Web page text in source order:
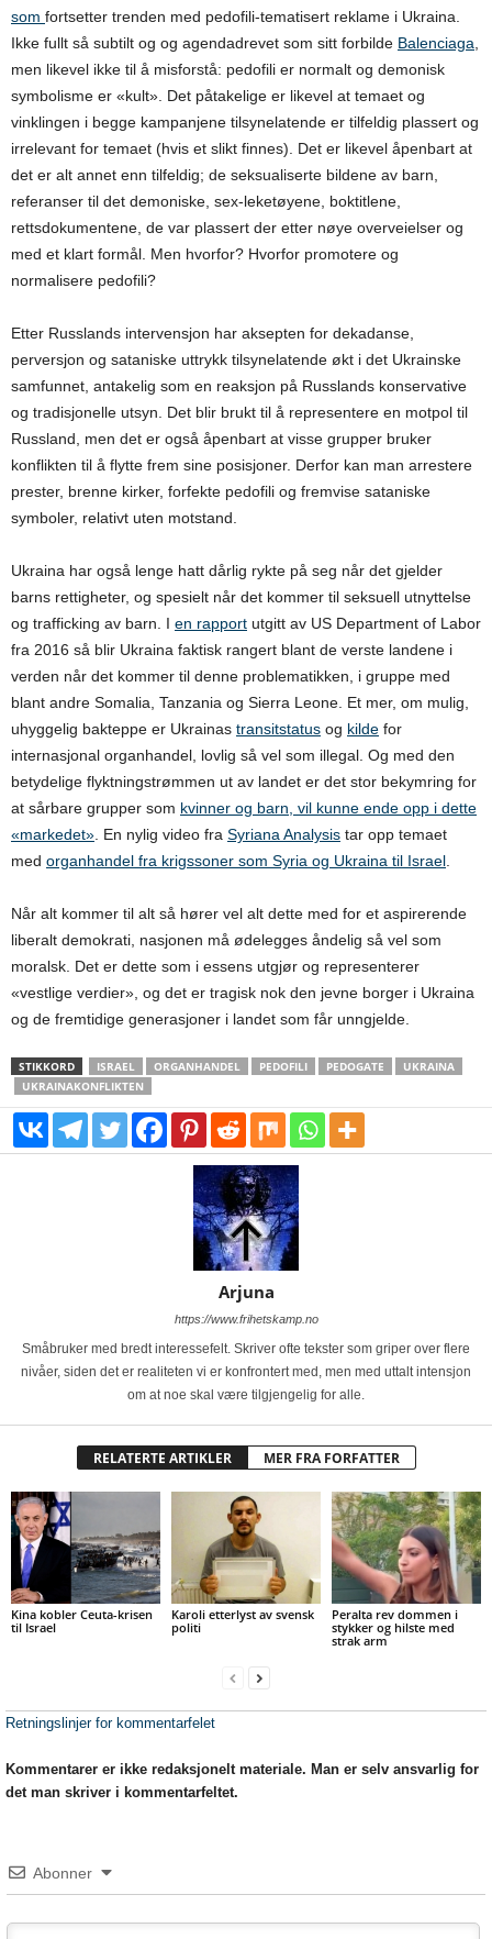
som fortsetter trenden med pedofili-tematisert reklame i Ukraina.
Ikke fullt så subtilt og og agendadrevet som sitt forbilde Balenciaga
men likevel ikke til å misforstå: pedofili er normalt og demonisk
symbolisme er «kult». Det påtakelige er likevel at temaet og
vinklingen i begge kampanjene tilsynelatende er tilfeldig plassert og
irrelevant for temaet (hvis et slikt finnes). Det er likevel åpenbart at
det er alt annet enn tilfeldig; de seksualiserte bildene av barn,
referanser til det demoniske, sex-leketøyene, boktitlene,
rettsdokumentene, de var plassert der etter nøye overveielser og
med et klart formål. Men hvorfor? Hvorfor promotere og
normalisere pedofili?
Etter Russlands intervensjon har aksepten for dekadanse,
perversjon og sataniske uttrykk tilsynelatende økt i det Ukrainske
samfunnet, antakelig som en reaksjon på Russlands konservative
og tradisjonelle utsyn. Det blir brukt til å representere en motpol til
Russland, men det er også åpenbart at visse grupper bruker
konflikten til å flytte frem sine posisjoner. Derfor kan man arrestere
prester, brenne kirker, forfekte pedofili og fremvise sataniske
symboler, relativt uten motstand.
Ukraina har også lenge hatt dårlig rykte på seg når det gjelder
barns rettigheter, og spesielt når det kommer til seksuell utnyttelse
og trafficking av barn. I en rapport utgitt av US Department of Labor
fra 2016 så blir Ukraina faktisk rangert blant de verste landene i
verden når det kommer til denne problematikken, i gruppe med
blant andre Somalia, Tanzania og Sierra Leone. Et mer, om mulig,
uhyggelig bakteppe er Ukrainas transitstatus og kilde for
internasjonal organhandel, lovlig så vel som illegal. Og med den
betydelige flyktningstrømmen ut av landet er det stor bekymring for
at sårbare grupper som kvinner og barn, vil kunne ende opp i dette
«markedet» . En nylig video fra Syriana Analysis tar opp temaet
med organhandel fra krigssoner som Syria og Ukraina til Israel
Når alt kommer til alt så hører vel alt dette med for et aspirerende
liberalt demokrati, nasjonen må ødelegges åndelig så vel som
moralsk. Det er dette som i essens utgjør og representerer
«vestlige verdier», og det er tragisk nok den jevne borger i Ukraina
og de fremtidige generasjoner i landet som får unngjelde.
STIKKORD ISRAEL ORGANHANDEL PEDOFILI PEDOGATE
UKRAINA
UKRAINAKONFLIKTEN
Arjuna
https://www.frihetskamp.no
Småbruker med bredt interessefelt. Skriver ofte tekster som griper over flere
nivåer, siden det er realiteten vi er konfrontert med, men med uttalt intensjon
om at noe skal være tilgjengelig for alle.
RELATERTE ARTIKLER MER FRA FORFATTER
Kina kobler Ceuta-krisen
til Israel
Karoli etterlyst av svensk
politi
Peralta rev dommen i
stykker og hilste med
strak arm
Retningslinjer for kommentarfelet
Kommentarer er ikke redaksjonelt materiale. Man er selv ansvarlig for
det man skriver i kommentarfeltet.
Abonner